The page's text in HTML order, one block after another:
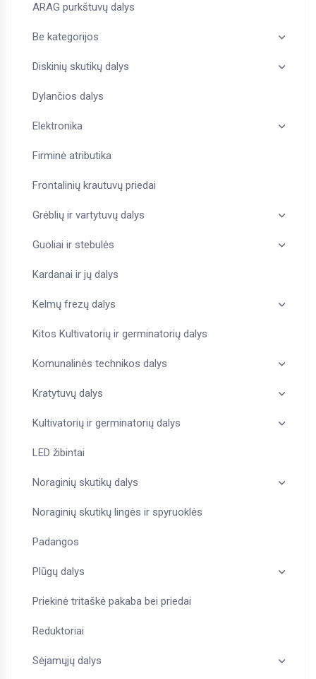
ARAG purkštuvų dalys
Be kategorijos
Diskinių skutikų dalys
Dylančios dalys
Elektronika
Firminė atributika
Frontalinių krautuvų priedai
Grėblių ir vartytuvų dalys
Guoliai ir stebulės
Kardanai ir jų dalys
Kelmų frezų dalys
Kitos Kultivatorių ir germinatorių dalys
Komunalinės technikos dalys
Kratytuvų dalys
Kultivatorių ir germinatorių dalys
LED žibintai
Noraginių skutikų dalys
Noraginių skutikų lingės ir spyruoklės
Padangos
Plūgų dalys
Priekinė tritaškė pakaba bei priedai
Reduktoriai
Sėjamųjų dalys